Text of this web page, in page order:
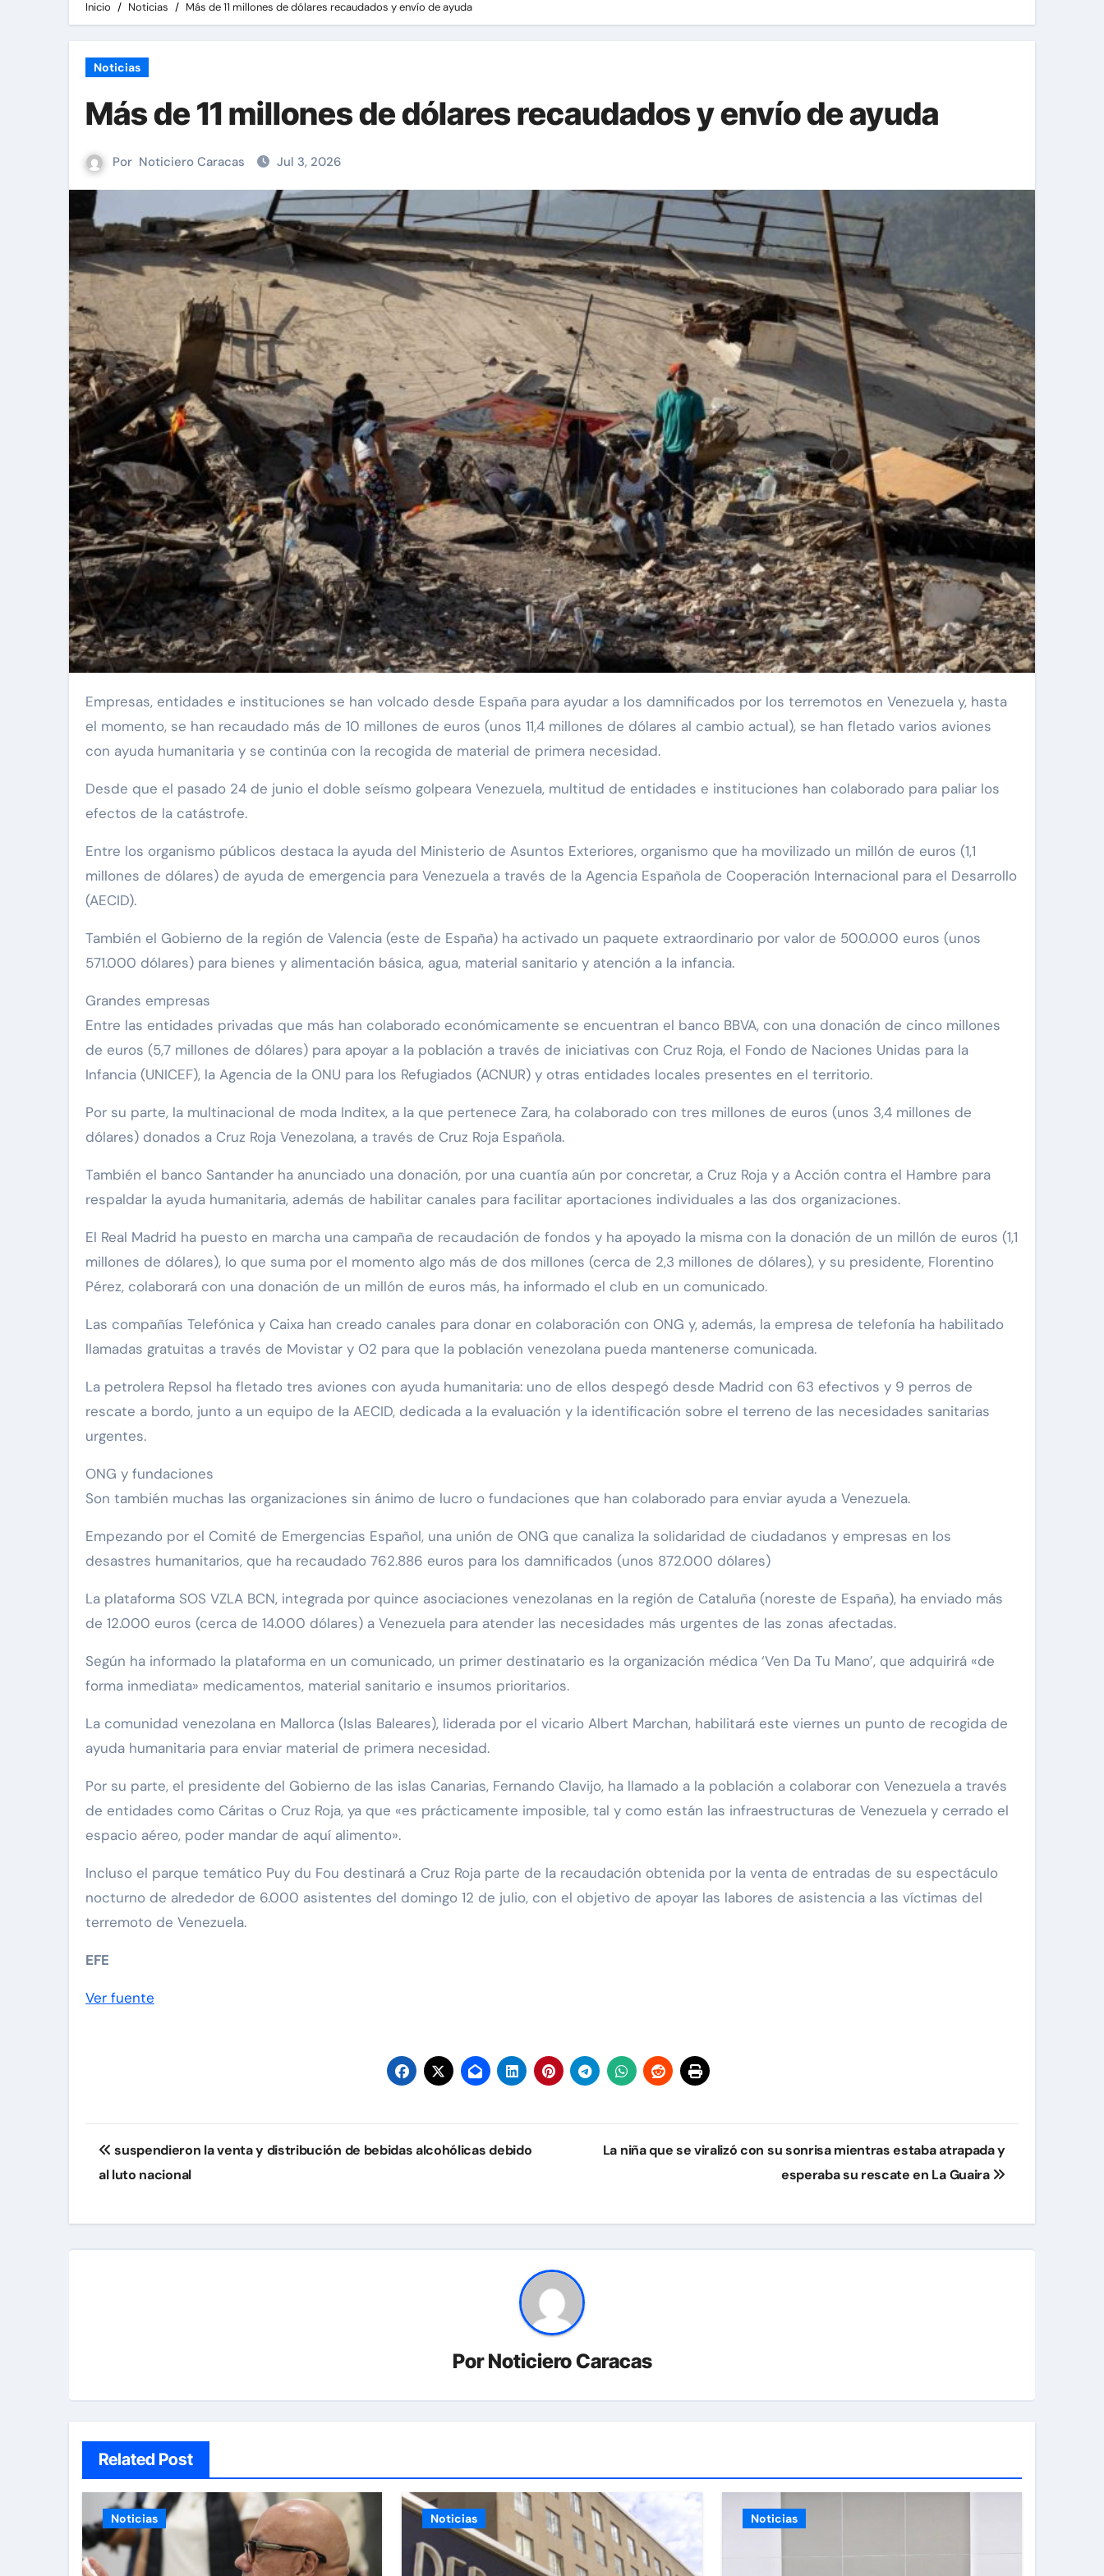
Inicio Noticias Más de 11 millones de dólares recaudados y envío de ayuda
Noticias
Más de 11 millones de dólares recaudados y envío de ayuda
Por Noticiero Caracas Jul 3, 2026
Empresas, entidades e instituciones se han volcado desde España para ayudar a los damnificados por los terremotos en Venezuela y, hasta
el momento, se han recaudado más de 10 millones de euros (unos 11,4 millones de dólares al cambio actual), se han fletado varios aviones
con ayuda humanitaria y se continúa con la recogida de material de primera necesidad.
Desde que el pasado 24 de junio el doble seísmo golpeara Venezuela, multitud de entidades e instituciones han colaborado para paliar los
efectos de la catástrofe.
Entre los organismo públicos destaca la ayuda del Ministerio de Asuntos Exteriores, organismo que ha movilizado un millón de euros (1,1
millones de dólares) de ayuda de emergencia para Venezuela a través de la Agencia Española de Cooperación Internacional para el Desarrollo
(AECID).
También el Gobierno de la región de Valencia (este de España) ha activado un paquete extraordinario por valor de 500.000 euros (unos
571.000 dólares) para bienes y alimentación básica, agua, material sanitario y atención a la infancia.
Grandes empresas
Entre las entidades privadas que más han colaborado económicamente se encuentran el banco BBVA, con una donación de cinco millones
de euros (5,7 millones de dólares) para apoyar a la población a través de iniciativas con Cruz Roja, el Fondo de Naciones Unidas para la
Infancia (UNICEF), la Agencia de la ONU para los Refugiados (ACNUR) y otras entidades locales presentes en el territorio.
Por su parte, la multinacional de moda Inditex, a la que pertenece Zara, ha colaborado con tres millones de euros (unos 3,4 millones de
dólares) donados a Cruz Roja Venezolana, a través de Cruz Roja Española.
También el banco Santander ha anunciado una donación, por una cuantía aún por concretar, a Cruz Roja y a Acción contra el Hambre para
respaldar la ayuda humanitaria, además de habilitar canales para facilitar aportaciones individuales a las dos organizaciones.
El Real Madrid ha puesto en marcha una campaña de recaudación de fondos y ha apoyado la misma con la donación de un millón de euros (1,1
millones de dólares), lo que suma por el momento algo más de dos millones (cerca de 2,3 millones de dólares), y su presidente, Florentino
Pérez, colaborará con una donación de un millón de euros más, ha informado el club en un comunicado.
Las compañías Telefónica y Caixa han creado canales para donar en colaboración con ONG y, además, la empresa de telefonía ha habilitado
llamadas gratuitas a través de Movistar y O2 para que la población venezolana pueda mantenerse comunicada.
La petrolera Repsol ha fletado tres aviones con ayuda humanitaria: uno de ellos despegó desde Madrid con 63 efectivos y 9 perros de
rescate a bordo, junto a un equipo de la AECID, dedicada a la evaluación y la identificación sobre el terreno de las necesidades sanitarias
urgentes.
ONG y fundaciones
Son también muchas las organizaciones sin ánimo de lucro o fundaciones que han colaborado para enviar ayuda a Venezuela.
Empezando por el Comité de Emergencias Español, una unión de ONG que canaliza la solidaridad de ciudadanos y empresas en los
desastres humanitarios, que ha recaudado 762.886 euros para los damnificados (unos 872.000 dólares)
La plataforma SOS VZLA BCN, integrada por quince asociaciones venezolanas en la región de Cataluña (noreste de España), ha enviado más
de 12.000 euros (cerca de 14.000 dólares) a Venezuela para atender las necesidades más urgentes de las zonas afectadas.
Según ha informado la plataforma en un comunicado, un primer destinatario es la organización médica ‘Ven Da Tu Mano’, que adquirirá «de
forma inmediata» medicamentos, material sanitario e insumos prioritarios.
La comunidad venezolana en Mallorca (Islas Baleares), liderada por el vicario Albert Marchan, habilitará este viernes un punto de recogida de
ayuda humanitaria para enviar material de primera necesidad.
Por su parte, el presidente del Gobierno de las islas Canarias, Fernando Clavijo, ha llamado a la población a colaborar con Venezuela a través
de entidades como Cáritas o Cruz Roja, ya que «es prácticamente imposible, tal y como están las infraestructuras de Venezuela y cerrado el
espacio aéreo, poder mandar de aquí alimento».
Incluso el parque temático Puy du Fou destinará a Cruz Roja parte de la recaudación obtenida por la venta de entradas de su espectáculo
nocturno de alrededor de 6.000 asistentes del domingo 12 de julio, con el objetivo de apoyar las labores de asistencia a las víctimas del
terremoto de Venezuela.
EFE
Ver fuente
Navegación
de
suspendieron la venta y distribución de bebidas alcohólicas debido
al luto nacional
La niña que se viralizó con su sonrisa mientras estaba atrapada y
esperaba su rescate en La Guaira
PorNoticiero Caracas
Related Post
Noticias Noticias Noticias